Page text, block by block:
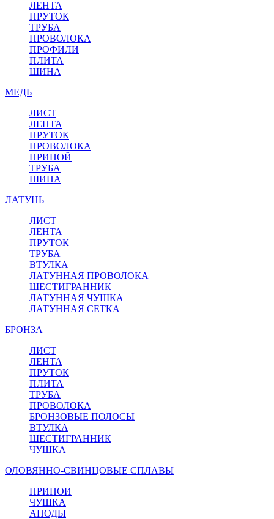
ЛЕНТА
ПРУТОК
ТРУБА
ПРОВОЛОКА
ПРОФИЛИ
ПЛИТА
ШИНА
МЕДЬ
ЛИСТ
ЛЕНТА
ПРУТОК
ПРОВОЛОКА
ПРИПОЙ
ТРУБА
ШИНА
ЛАТУНЬ
ЛИСТ
ЛЕНТА
ПРУТОК
ТРУБА
ВТУЛКА
ЛАТУННАЯ ПРОВОЛОКА
ШЕСТИГРАННИК
ЛАТУННАЯ ЧУШКА
ЛАТУННАЯ СЕТКА
БРОНЗА
ЛИСТ
ЛЕНТА
ПРУТОК
ПЛИТА
ТРУБА
ПРОВОЛОКА
БРОНЗОВЫЕ ПОЛОСЫ
ВТУЛКА
ШЕСТИГРАННИК
ЧУШКА
ОЛОВЯННО-СВИНЦОВЫЕ СПЛАВЫ
ПРИПОИ
ЧУШКА
АНОДЫ